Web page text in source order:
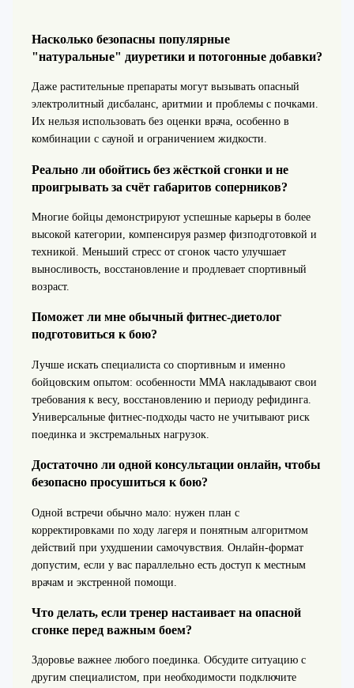
Насколько безопасны популярные
"натуральные" диуретики и потогонные добавки?
Даже растительные препараты могут вызывать опасный
электролитный дисбаланс, аритмии и проблемы с почками.
Их нельзя использовать без оценки врача, особенно в
комбинации с сауной и ограничением жидкости.
Реально ли обойтись без жёсткой сгонки и не
проигрывать за счёт габаритов соперников?
Многие бойцы демонстрируют успешные карьеры в более
высокой категории, компенсируя размер физподготовкой и
техникой. Меньший стресс от сгонок часто улучшает
выносливость, восстановление и продлевает спортивный
возраст.
Поможет ли мне обычный фитнес-диетолог
подготовиться к бою?
Лучше искать специалиста со спортивным и именно
бойцовским опытом: особенности ММА накладывают свои
требования к весу, восстановлению и периоду рефидинга.
Универсальные фитнес-подходы часто не учитывают риск
поединка и экстремальных нагрузок.
Достаточно ли одной консультации онлайн, чтобы
безопасно просушиться к бою?
Одной встречи обычно мало: нужен план с
корректировками по ходу лагеря и понятным алгоритмом
действий при ухудшении самочувствия. Онлайн-формат
допустим, если у вас параллельно есть доступ к местным
врачам и экстренной помощи.
Что делать, если тренер настаивает на опасной
сгонке перед важным боем?
Здоровье важнее любого поединка. Обсудите ситуацию с
другим специалистом, при необходимости подключите